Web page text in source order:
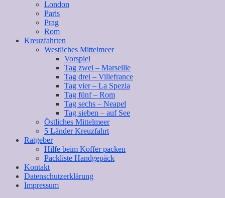
London
Paris
Prag
Rom
Kreuzfahrten
Westliches Mittelmeer
Vorspiel
Tag zwei – Marseille
Tag drei – Villefrance
Tag vier – La Spezia
Tag fünf – Rom
Tag sechs – Neapel
Tag sieben – auf See
Östliches Mittelmeer
5 Länder Kreuzfahrt
Ratgeber
Hilfe beim Koffer packen
Packliste Handgepäck
Kontakt
Datenschutzerklärung
Impressum